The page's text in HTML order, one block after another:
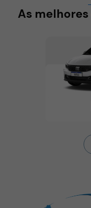
As melhores